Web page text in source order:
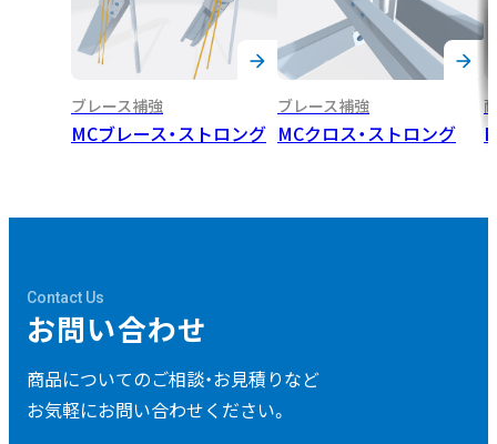
ブレース補強
MCブレース・ストロング
ブレース補強
MCクロス・ストロング
Contact Us
お問い合わせ
商品についてのご相談・お見積りなど
お気軽にお問い合わせください。